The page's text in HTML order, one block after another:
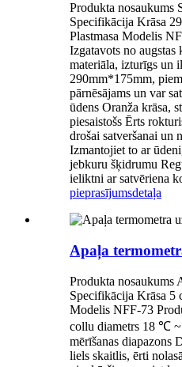
Produkta nosaukums
Specifikācija Krāsa
Plastmasa Modelis
Izgatavots no augstas
materiāla, izturīgs un
290mm*175mm,
pārnēsājams un var
ūdens Oranža krāsa,
piesaistošs Ērts
drošai satveršanai un
Izmantojiet to ar
jebkuru šķidrumu
ieliktni ar satvēriena
pieprasījumsdetaļa
Apaļa
Produkta nosaukums
Specifikācija Krāsa 5
Modelis NFF-73
collu diametrs 18 ℃
mērīšanas diapazons
liels skaitlis, ērti